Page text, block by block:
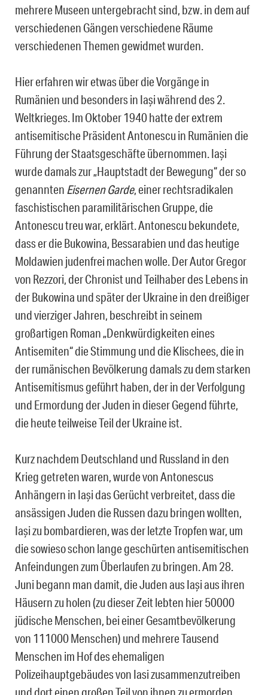
mehrere Museen untergebracht sind, bzw. in dem auf
verschiedenen Gängen verschiedene Räume
verschiedenen Themen gewidmet wurden.
Hier erfahren wir etwas über die Vorgänge in
Rumänien und besonders in Iași während des 2.
Weltkrieges. Im Oktober 1940 hatte der extrem
antisemitische Präsident Antonescu in Rumänien die
Führung der Staatsgeschäfte übernommen. Iași
wurde damals zur „Hauptstadt der Bewegung“ der so
genannten Eisernen Garde, einer rechtsradikalen
faschistischen paramilitärischen Gruppe, die
Antonescu treu war, erklärt. Antonescu bekundete,
dass er die Bukowina, Bessarabien und das heutige
Moldawien judenfrei machen wolle. Der Autor Gregor
von Rezzori, der Chronist und Teilhaber des Lebens in
der Bukowina und später der Ukraine in den dreißiger
und vierziger Jahren, beschreibt in seinem
großartigen Roman „Denkwürdigkeiten eines
Antisemiten“ die Stimmung und die Klischees, die in
der rumänischen Bevölkerung damals zu dem starken
Antisemitismus geführt haben, der in der Verfolgung
und Ermordung der Juden in dieser Gegend führte,
die heute teilweise Teil der Ukraine ist.
Kurz nachdem Deutschland und Russland in den
Krieg getreten waren, wurde von Antonescus
Anhängern in Iași das Gerücht verbreitet, dass die
ansässigen Juden die Russen dazu bringen wollten,
Iași zu bombardieren, was der letzte Tropfen war, um
die sowieso schon lange geschürten antisemitischen
Anfeindungen zum Überlaufen zu bringen. Am 28.
Juni begann man damit, die Juden aus Iași aus ihren
Häusern zu holen (zu dieser Zeit lebten hier 50000
jüdische Menschen, bei einer Gesamtbevölkerung
von 111000 Menschen) und mehrere Tausend
Menschen im Hof des ehemaligen
Polizeihauptgebäudes von Iasi zusammenzutreiben